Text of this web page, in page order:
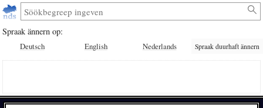
Spraak ännern op:
Deutsch English Nederlands Spraak duurhaft ännern